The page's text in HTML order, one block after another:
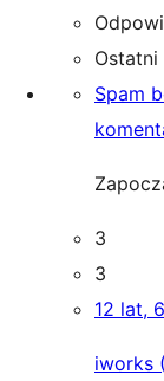
Spam
3
3
12 lat,
iworks